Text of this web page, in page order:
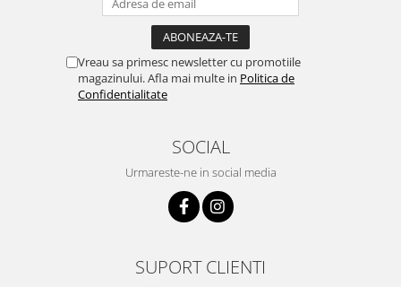
Vreau sa primesc newsletter cu promotiile
magazinului. Afla mai multe in Politica de
Confidentialitate
SOCIAL
Urmareste-ne in social media
SUPORT CLIENTI